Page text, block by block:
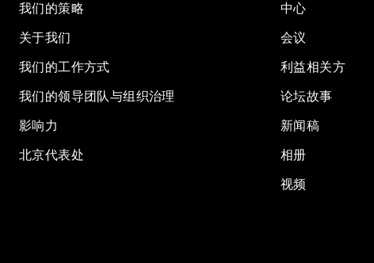
我们的策略
关于我们
我们的工作方式
我们的领导团队与组织治理
影响力
北京代表处
中心
会议
利益相关方
论坛故事
新闻稿
相册
视频